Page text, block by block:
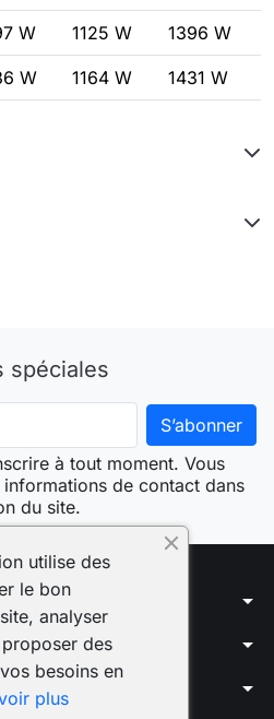
W 1125 W 1396 W
W 1164 W 1431 W
spéciales
à tout moment. Vous
de contact dans
du site.
arrow_drop_down
arrow_drop_down
arrow_drop_down
utilise des
le bon
analyser
des
besoins en
plus